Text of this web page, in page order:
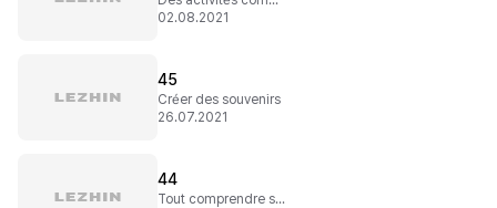
02.08.2021
45
Créer des souvenirs
26.07.2021
44
Tout comprendre sur le sujet